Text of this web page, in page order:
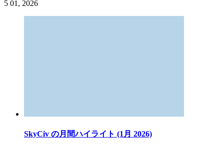
5 01, 2026
SkyCiv の月間ハイライト (1月 2026)